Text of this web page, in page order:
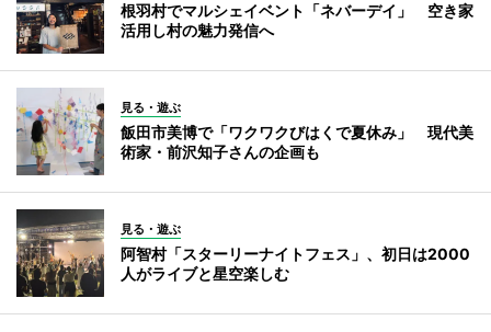
根羽村でマルシェイベント「ネバーデイ」 空き家
活用し村の魅力発信へ
見る・遊ぶ
飯田市美博で「ワクワクびはくで夏休み」 現代美
術家・前沢知子さんの企画も
見る・遊ぶ
阿智村「スターリーナイトフェス」、初日は2000
人がライブと星空楽しむ